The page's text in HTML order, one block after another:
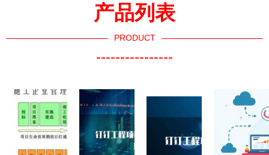
产品列表
PRODUCT
----------------